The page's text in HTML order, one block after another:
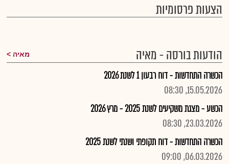
הצעות פרסומיות
הודעות בורסה - מאיה מאיה
הכשרה התחדשות - דוח רבעון 1 לשנת 2026
15.05.2026, 08:30
הכשע - מצגת משקיעים לשנת 2025 - מרץ 2026
23.03.2026, 08:30
הכשרה התחדשות - דוח תקופתי ושנתי לשנת 2025
06.03.2026, 09:00